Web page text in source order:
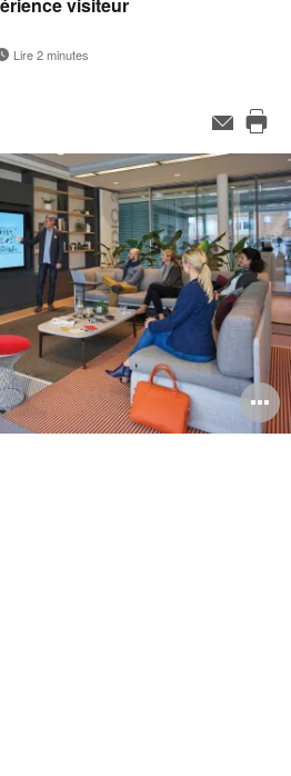
visiteur
Lire 2 minutes
Adresse
contact